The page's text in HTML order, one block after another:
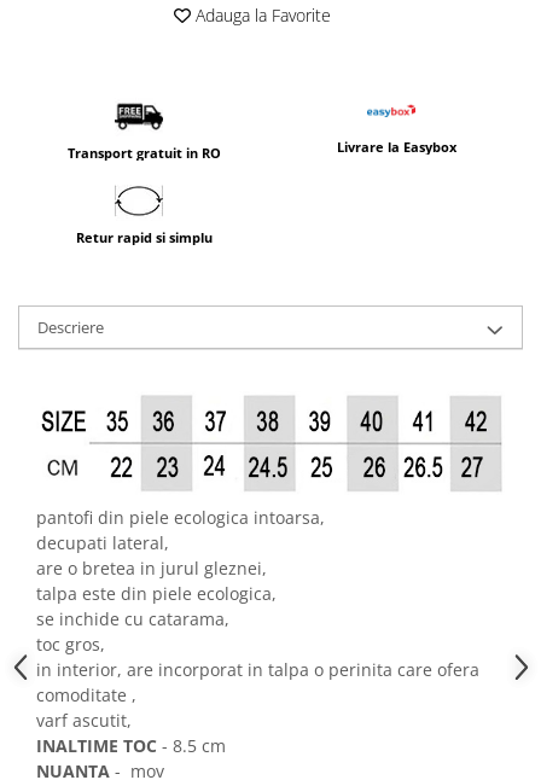
Adauga la Favorite
Transport gratuit in RO Livrare la Easybox
Retur rapid si simplu
Descriere
pantofi din piele ecologica intoarsa,
decupati lateral,
are o bretea in jurul gleznei,
talpa este din piele ecologica,
se inchide cu catarama,
toc gros,
in interior, are incorporat in talpa o perinita care ofera
comoditate ,
varf ascutit,
INALTIME TOC - 8.5 cm
NUANTA - mov